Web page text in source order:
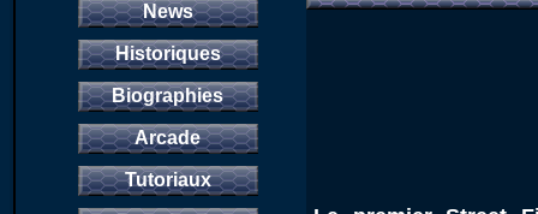
News
Historiques
Biographies
Arcade
Tutoriaux